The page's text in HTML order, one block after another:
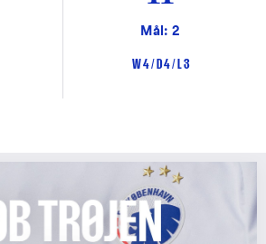
Mål: 2
W 4 / D 4 / L 3